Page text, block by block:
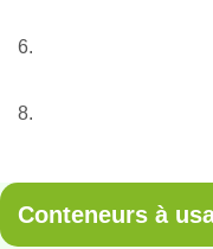
Conteneurs à